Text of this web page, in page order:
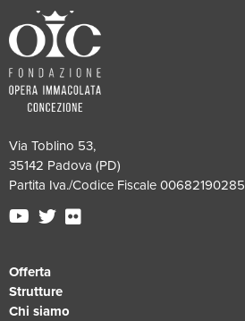
Via Toblino 53,
35142 Padova (PD)
Partita Iva./Codice Fiscale 00682190285
Offerta
Strutture
Chi siamo